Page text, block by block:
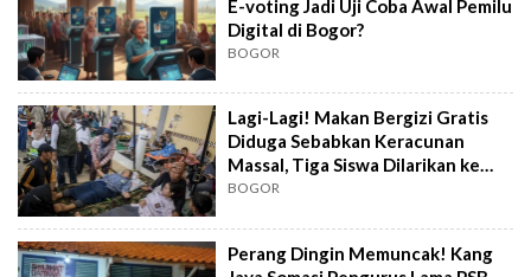
E-voting Jadi Uji Coba Awal Pemilu
Digital di Bogor?
BOGOR
Lagi-Lagi! Makan Bergizi Gratis
Diduga Sebabkan Keracunan
Massal, Tiga Siswa Dilarikan ke
RSUD Ciawi
BOGOR
Perang Dingin Memuncak! Kang